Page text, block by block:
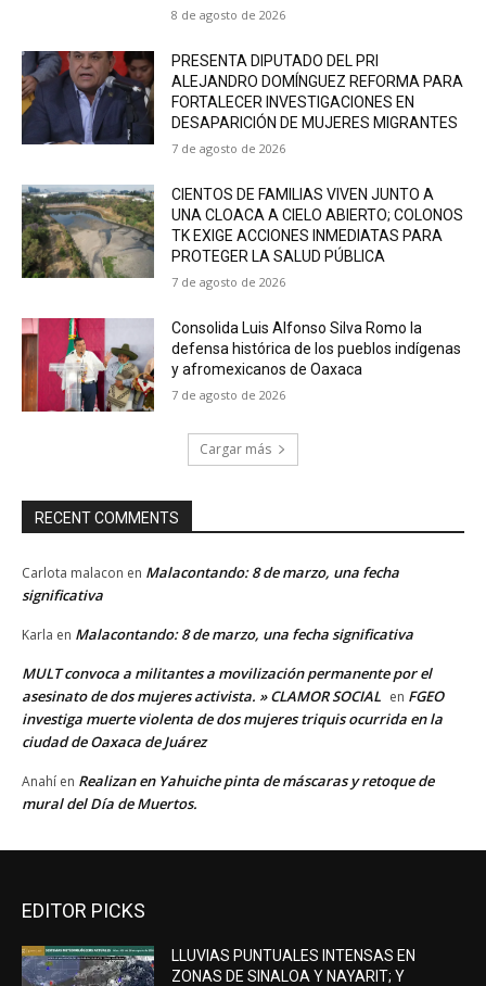
8 de agosto de 2026
PRESENTA DIPUTADO DEL PRI
ALEJANDRO DOMÍNGUEZ REFORMA PARA
FORTALECER INVESTIGACIONES EN
DESAPARICIÓN DE MUJERES MIGRANTES
7 de agosto de 2026
CIENTOS DE FAMILIAS VIVEN JUNTO A
UNA CLOACA A CIELO ABIERTO; COLONOS
TK EXIGE ACCIONES INMEDIATAS PARA
PROTEGER LA SALUD PÚBLICA
7 de agosto de 2026
Consolida Luis Alfonso Silva Romo la
defensa histórica de los pueblos indígenas
y afromexicanos de Oaxaca
7 de agosto de 2026
Cargar más
RECENT COMMENTS
Carlota malacon en Malacontando: 8 de marzo, una fecha
significativa
Karla en Malacontando: 8 de marzo, una fecha significativa
MULT convoca a militantes a movilización permanente por el
asesinato de dos mujeres activista. » CLAMOR SOCIAL en FGEO
investiga muerte violenta de dos mujeres triquis ocurrida en la
ciudad de Oaxaca de Juárez
Anahí en Realizan en Yahuiche pinta de máscaras y retoque de
mural del Día de Muertos.
EDITOR PICKS
LLUVIAS PUNTUALES INTENSAS EN
ZONAS DE SINALOA Y NAYARIT; Y